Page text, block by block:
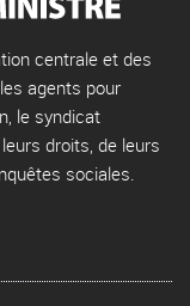
centrale et des
agents pour
le syndicat
droits, de leurs
sociales.